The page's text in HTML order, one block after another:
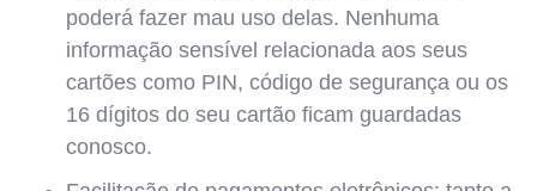
poderá fazer mau uso delas. Nenhuma
informação sensível relacionada aos seus
cartões como PIN, código de segurança ou os
16 dígitos do seu cartão ficam guardadas
conosco.